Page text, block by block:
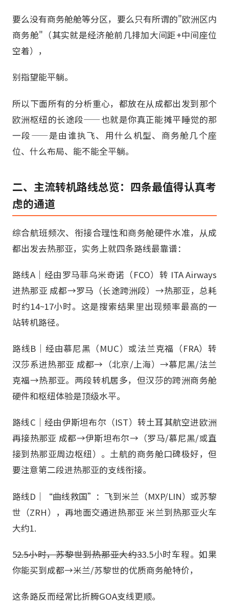
要么没有商务舱舱等分区，要么只有所谓的"欧洲区内
商务舱"（其实就是经济舱前几排加大间距+中间座位
空着），
别指望能平躺。
所以下面所有的分析重心，都放在从成都出发到那个
欧洲枢纽的长途段——也就是你真正能摊平睡觉的那
一段——是由谁执飞、用什么机型、商务舱几个座
位、什么布局、能不能全平躺。
二、主流转机路线总览：四条最值得认真考
虑的通道
综合航班频次、衔接合理性和商务舱硬件水准，从成
都出发去热那亚，实务上就四条路线最靠谱：
路线A｜经由罗马菲乌米奇诺（FCO）转 ITA Airways
进热那亚 成都→罗马（长途跨洲段）→热那亚，总耗
时约14~17小时。这是搜索结果里出现频率最高的一
站转机路径。
路线B｜经由慕尼黑（MUC）或法兰克福（FRA）转
汉莎系进热那亚 成都→（北京/上海）→慕尼黑/法兰
克福→热那亚。两段转机居多，但汉莎的跨洲商务舱
硬件和枢纽体验是顶级水平。
路线C｜经由伊斯坦布尔（IST）转土耳其航空进欧洲
再接热那亚 成都→伊斯坦布尔→（罗马/慕尼黑/或直
接到热那亚周边枢纽）。土航的商务舱口碑极好，但
要注意第二段进热那亚的支线衔接。
路线D｜“曲线救国”：飞到米兰（MXP/LIN）或苏黎
世（ZRH），再地面交通进热那亚 米兰到热那亚火车
大约1.
52.5小时，苏黎世到热那亚大约33.5小时车程。如果
你能买到成都→米兰/苏黎世的优质商务舱特价，
这条路反而经常比折腾GOA支线更顺。